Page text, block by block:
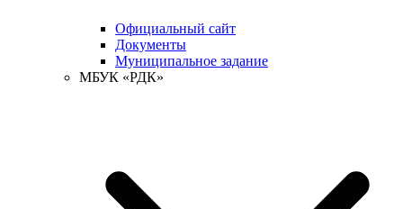
Официальный сайт
Документы
Муниципальное задание
МБУК «РДК»